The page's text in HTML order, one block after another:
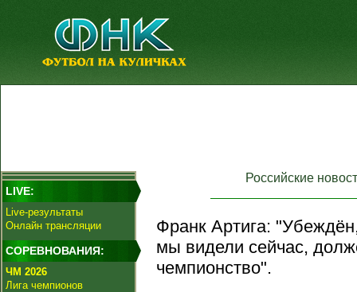
LIVE:
Live-результаты
Онлайн трансляции
СОРЕВНОВАНИЯ:
ЧМ 2026
Лига чемпионов
Российские
Франк Артига:
мы видели сейчас,
чемпионство".